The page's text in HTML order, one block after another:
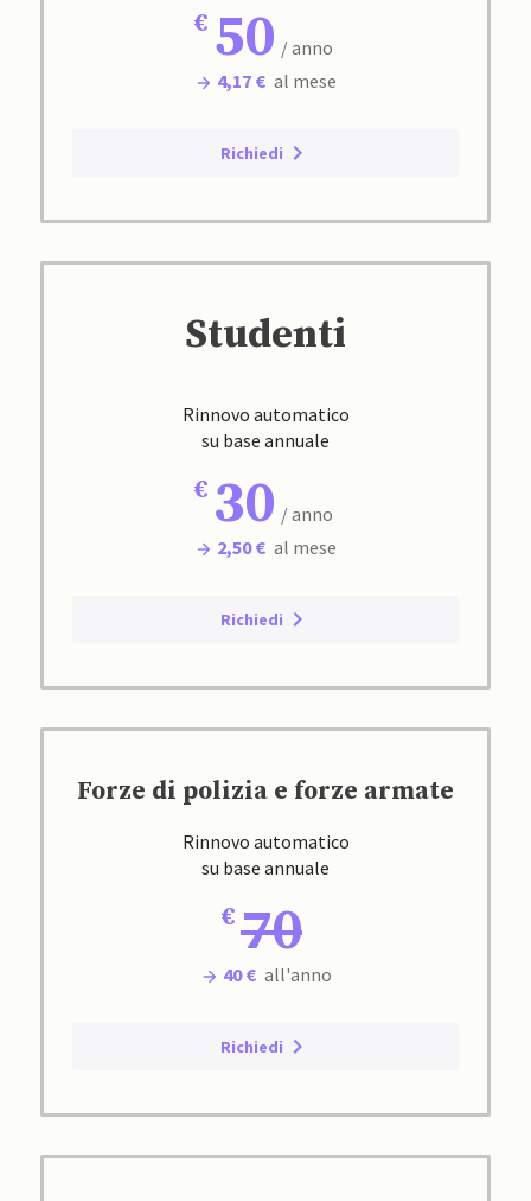
50 / anno
4,17 € al mese
Richiedi
Studenti
Rinnovo automatico
su base annuale
30 / anno
2,50 € al mese
Richiedi
Forze di polizia e forze armate
Rinnovo automatico
su base annuale
70
40 € all'anno
Richiedi